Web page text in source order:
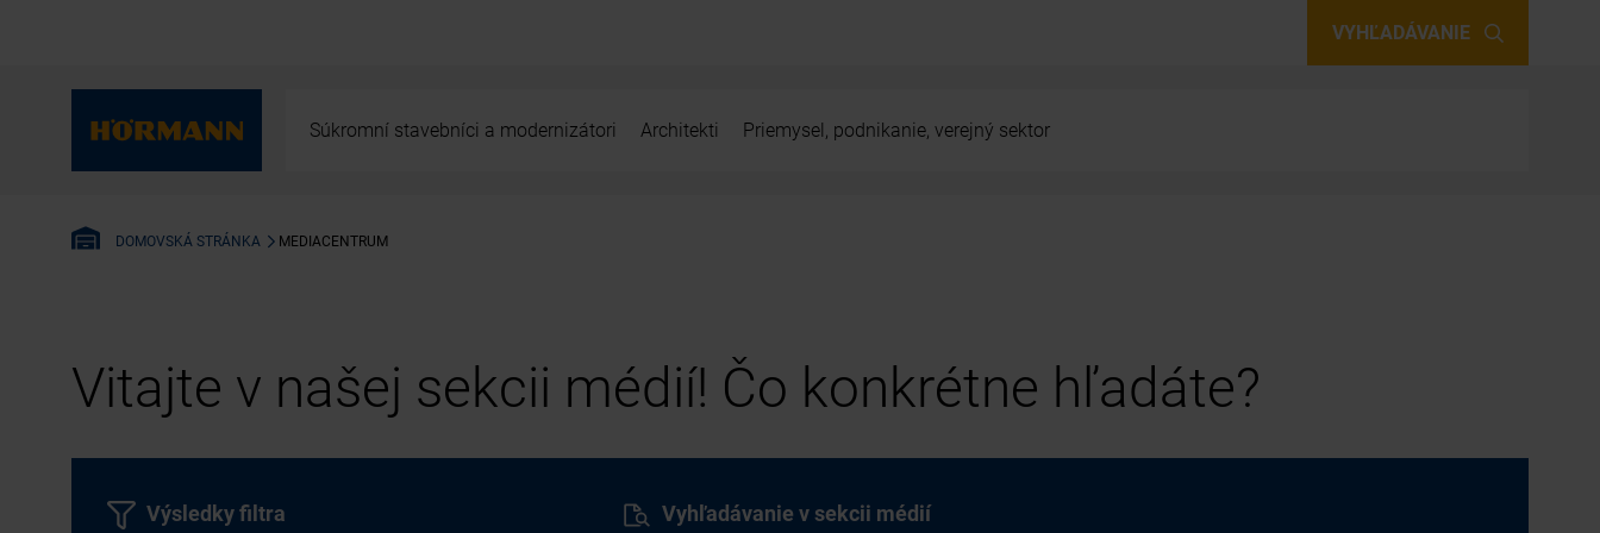
VYHĽADÁVANIE
Súkromní stavebníci a modernizátori Architekti Priemysel, podnikanie, verejný sektor
DOMOVSKÁ STRÁNKA MEDIACENTRUM
Vitajte v našej sekcii médií! Čo konkrétne hľadáte?
Vyhľadávanie v sekcii médií
Výsledky filtra